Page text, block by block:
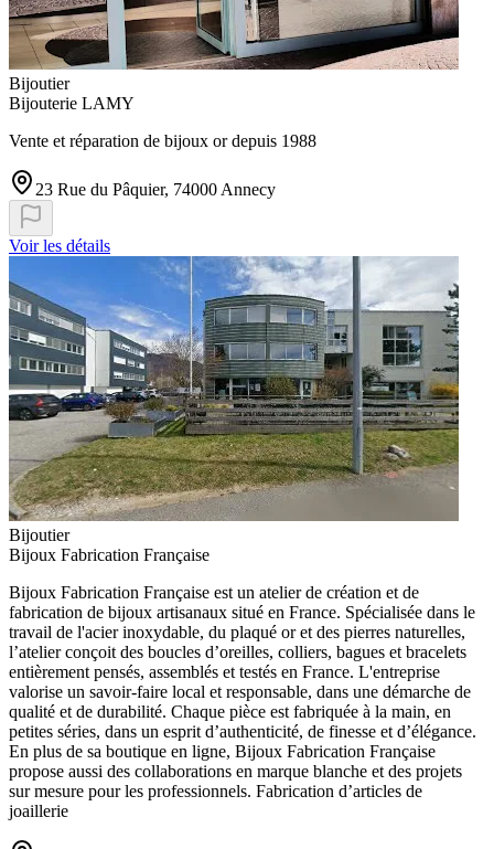
Bijoutier
Bijouterie LAMY
Vente et réparation de bijoux or depuis 1988
23 Rue du Pâquier, 74000 Annecy
Voir les détails
Bijoutier
Bijoux Fabrication Française
Bijoux Fabrication Française est un atelier de création et de
fabrication de bijoux artisanaux situé en France. Spécialisée dans le
travail de l'acier inoxydable, du plaqué or et des pierres naturelles,
l’atelier conçoit des boucles d’oreilles, colliers, bagues et bracelets
entièrement pensés, assemblés et testés en France. L'entreprise
valorise un savoir-faire local et responsable, dans une démarche de
qualité et de durabilité. Chaque pièce est fabriquée à la main, en
petites séries, dans un esprit d’authenticité, de finesse et d’élégance.
En plus de sa boutique en ligne, Bijoux Fabrication Française
propose aussi des collaborations en marque blanche et des projets
sur mesure pour les professionnels. Fabrication d’articles de
joaillerie